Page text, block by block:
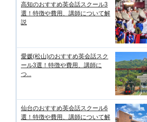
高知のおすすめ英会話スクール3
選！特徴や費用、講師について解
説
愛媛(松山)のおすすめ英会話スク
ール3選！特徴や費用、講師に
つ...
仙台のおすすめ英会話スクール6
選！特徴や費用、講師について解